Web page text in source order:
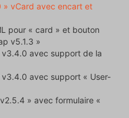
» vCard avec encart et
pour « card » et bouton
v5.1.3 »
avec support de la
avec support « User-
» avec formulaire «